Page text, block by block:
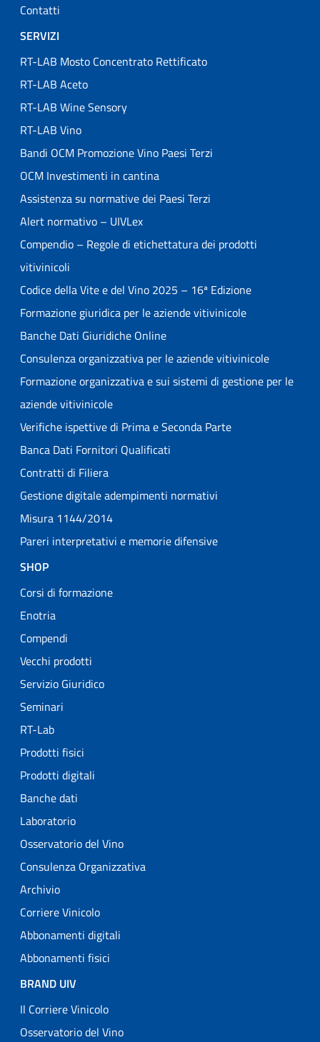
Contatti
SERVIZI
RT-LAB Mosto Concentrato Rettificato
RT-LAB Aceto
RT-LAB Wine Sensory
RT-LAB Vino
Bandi OCM Promozione Vino Paesi Terzi
OCM Investimenti in cantina
Assistenza su normative dei Paesi Terzi
Alert normativo – UIVLex
Compendio – Regole di etichettatura dei prodotti
vitivinicoli
Codice della Vite e del Vino 2025 – 16ª Edizione
Formazione giuridica per le aziende vitivinicole
Banche Dati Giuridiche Online
Consulenza organizzativa per le aziende vitivinicole
Formazione organizzativa e sui sistemi di gestione per le
aziende vitivinicole
Verifiche ispettive di Prima e Seconda Parte
Banca Dati Fornitori Qualificati
Contratti di Filiera
Gestione digitale adempimenti normativi
Misura 1144/2014
Pareri interpretativi e memorie difensive
SHOP
Corsi di formazione
Enotria
Compendi
Vecchi prodotti
Servizio Giuridico
Seminari
RT-Lab
Prodotti fisici
Prodotti digitali
Banche dati
Laboratorio
Osservatorio del Vino
Consulenza Organizzativa
Archivio
Corriere Vinicolo
Abbonamenti digitali
Abbonamenti fisici
BRAND UIV
Il Corriere Vinicolo
Osservatorio del Vino